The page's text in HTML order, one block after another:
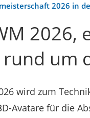
2026 in
2026,
um
wird zum
Avatare für die